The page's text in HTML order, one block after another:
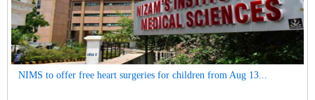
NIMS to offer free heart surgeries for children from Aug 13...